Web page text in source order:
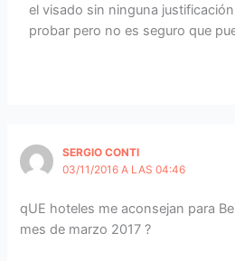
el visado sin ninguna
probar pero no es seguro que
SERGIO CONTI
03/11/2016 A LAS 04:46
qUE hoteles me aconsejan para
mes de marzo 2017 ?